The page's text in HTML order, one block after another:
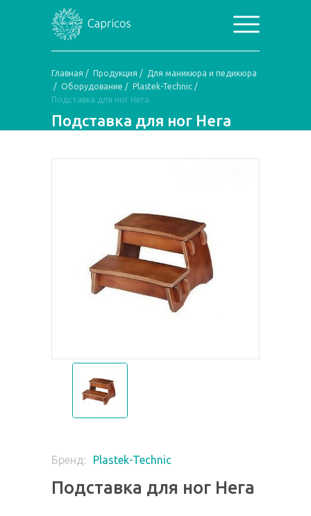
Главная / Продукция / Для маникюра и педикюра
/ Оборудование / Plastek-Technic /
Подставка для ног Нега
Подставка для ног Нега
Бренд: Plastek-Technic
Подставка для ног Нега